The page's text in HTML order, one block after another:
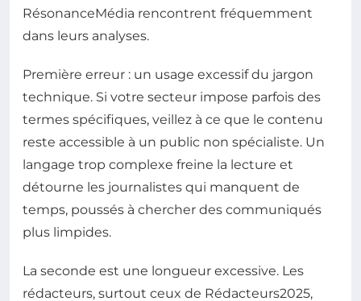
RésonanceMédia rencontrent fréquemment
dans leurs analyses.
Première erreur : un usage excessif du jargon
technique. Si votre secteur impose parfois des
termes spécifiques, veillez à ce que le contenu
reste accessible à un public non spécialiste. Un
langage trop complexe freine la lecture et
détourne les journalistes qui manquent de
temps, poussés à chercher des communiqués
plus limpides.
La seconde est une longueur excessive. Les
rédacteurs, surtout ceux de Rédacteurs2025,